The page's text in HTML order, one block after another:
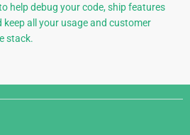
help debug your code, ship features
keep all your usage and customer
stack.